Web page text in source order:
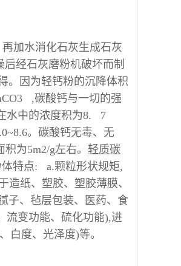
加水消化石灰生成石灰
经石灰磨粉机破坏而制
。因为轻钙粉的沉降体积
,碳酸钙与一切的强
水中的浓度积为8. 7
。碳酸钙无毒、无
为5m2/g左右。 轻质碳
特点: a.颗粒形状规矩,
纸、塑胶、塑胶薄膜、
子、毡层包装、医药、食
流变功能、硫化功能),进
性、白度、光泽度)等。